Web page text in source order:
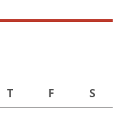
T F S